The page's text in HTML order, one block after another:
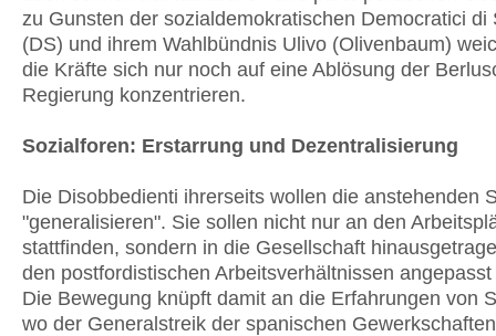
zu Gunsten der sozialdemokratischen Democratici di
(DS) und ihrem Wahlbündnis Ulivo (Olivenbaum)
die Kräfte sich nur noch auf eine Ablösung der
Regierung konzentrieren.
Sozialforen: Erstarrung und Dezentralisierung
Die Disobbedienti ihrerseits wollen die anstehenden
"generalisieren". Sie sollen nicht nur an den
stattfinden, sondern in die Gesellschaft
den postfordistischen Arbeitsverhältnissen
Die Bewegung knüpft damit an die Erfahrungen von
wo der Generalstreik der spanischen